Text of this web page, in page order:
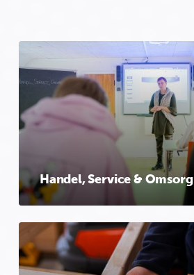
Handel, Service & Omsorg